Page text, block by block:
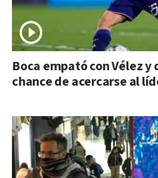
Boca empató con Vélez y
chance de acercarse al